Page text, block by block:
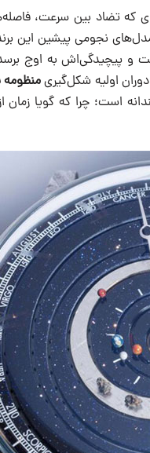
تضاد بین سرعت‌،
نجومی پیشین این
و پیچیدگی‌اش به اوج
اولیه شکل‌گیری
است؛ چرا که گویا زمان